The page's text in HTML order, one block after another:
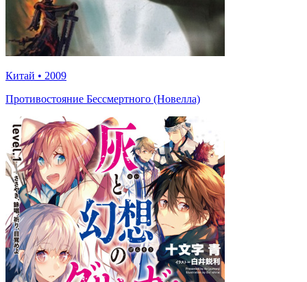
Китай • 2009
Противостояние Бессмертного (Новелла)